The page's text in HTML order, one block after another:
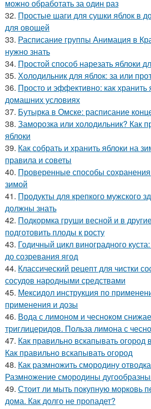
можно обработать за один раз
32. Простые шаги для сушки яблок в
для овощей
33. Расписание группы Анимация в
нужно знать
34. Простой способ нарезать яблоки
35. Холодильник для яблок: за или
36. Просто и эффективно: как хранить
домашних условиях
37. Бутырка в Омске: расписание
38. Заморозка или холодильник? Как
яблоки
39. Как собрать и хранить яблоки на
правила и советы
40. Проверенные способы
зимой
41. Продукты для крепкого мужского
должны знать
42. Подкормка груши весной и в
подготовить плоды к росту
43. Годичный цикл виноградного
до созревания ягод
44. Классический рецепт для чистки
сосудов народными средствами
45. Мексидол инструкция по
применения и дозы
46. Вода с лимоном и чесноком
триглицеридов. Польза лимона с
47. Как правильно вскапывать огород
Как правильно вскапывать огород
48. Как размножить смородину
Размножение смородины
49. Стоит ли мыть покупную морковь
дома. Как долго не пропадет?